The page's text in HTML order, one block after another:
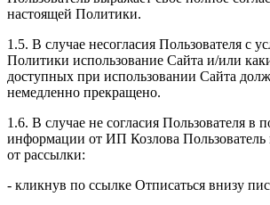
настоящей Политики.
1.5. В случае несогласия Пользователя с
Политики использование Сайта и/или
доступных при использовании Сайта
немедленно прекращено.
1.6. В случае не согласия Пользователя в
информации от ИП Козлова Пользователь
от рассылки:
- кликнув по ссылке Отписаться внизу